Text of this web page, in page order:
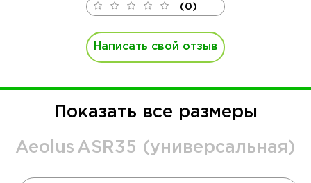
(0)
Написать свой отзыв
Показать все размеры
Aeolus ASR35 (универсальная)